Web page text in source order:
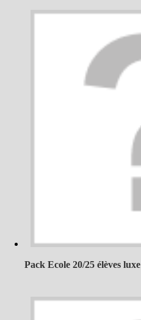
Pack Ecole 20/25 élèves luxe